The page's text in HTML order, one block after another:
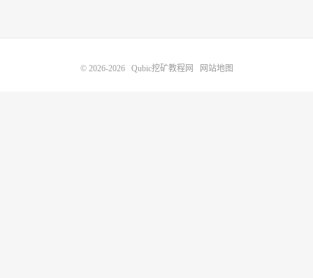
© 2026-2026 Qubic挖矿教程网 网站地图